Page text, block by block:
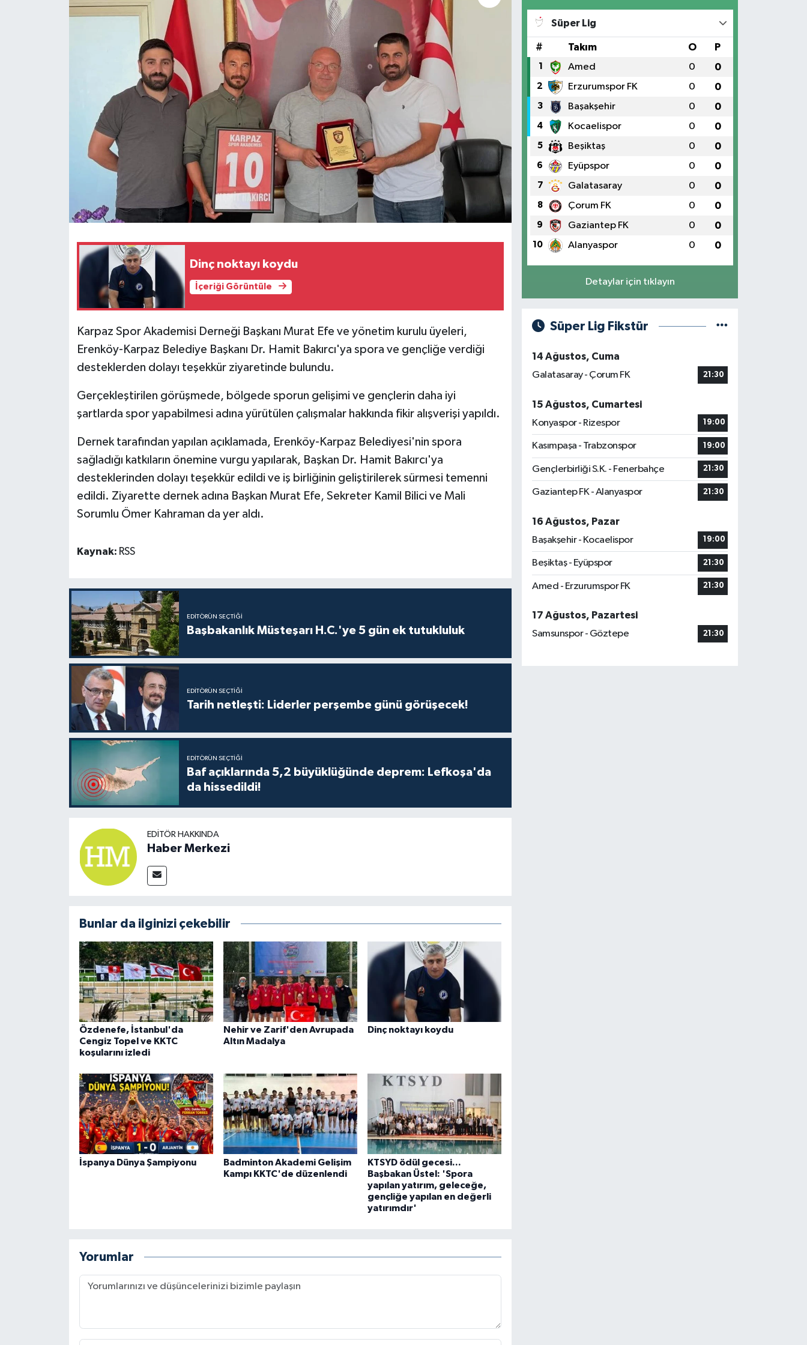
Dinç noktayı koydu
İçeriği Görüntüle
Karpaz Spor Akademisi Derneği Başkanı Murat Efe ve yönetim kurulu üyeleri,
Erenköy-Karpaz Belediye Başkanı Dr. Hamit Bakırcı'ya spora ve gençliğe verdiği
desteklerden dolayı teşekkür ziyaretinde bulundu.
Gerçekleştirilen görüşmede, bölgede sporun gelişimi ve gençlerin daha iyi
şartlarda spor yapabilmesi adına yürütülen çalışmalar hakkında fikir alışverişi yapıldı.
Dernek tarafından yapılan açıklamada, Erenköy-Karpaz Belediyesi'nin spora
sağladığı katkıların önemine vurgu yapılarak, Başkan Dr. Hamit Bakırcı'ya
desteklerinden dolayı teşekkür edildi ve iş birliğinin geliştirilerek sürmesi temenni
edildi. Ziyarette dernek adına Başkan Murat Efe, Sekreter Kamil Bilici ve Mali
Sorumlu Ömer Kahraman da yer aldı.
Kaynak: RSS
EDITÖRÜN SEÇTIĞI
Başbakanlık Müsteşarı H.C.'ye 5 gün ek tutukluluk
EDITÖRÜN SEÇTIĞI
Tarih netleşti: Liderler perşembe günü görüşecek!
EDITÖRÜN SEÇTIĞI
Baf açıklarında 5,2 büyüklüğünde deprem: Lefkoşa'da
da hissedildi!
EDITÖR HAKKINDA
Haber Merkezi
Bunlar da ilginizi çekebilir
Özdenefe, İstanbul'da
Cengiz Topel ve KKTC
koşularını izledi
Nehir ve Zarif'den Avrupada
Altın Madalya
Dinç noktayı koydu
İspanya Dünya Şampiyonu
Badminton Akademi Gelişim
Kampı KKTC'de düzenlendi
KTSYD ödül gecesi...
Başbakan Üstel: 'Spora
yapılan yatırım, geleceğe,
gençliğe yapılan en değerli
yatırımdır'
Yorumlar
Süper Lig
# Takım O P
1 Amed 0 0
2 Erzurumspor FK 0 0
3 Başakşehir 0 0
4 Kocaelispor 0 0
5 Beşiktaş 0 0
6 Eyüpspor 0 0
7 Galatasaray 0 0
8 Çorum FK 0 0
9 Gaziantep FK 0 0
10 Alanyaspor 0 0
Detaylar için tıklayın
Süper Lig Fikstür
14 Ağustos, Cuma
Galatasaray - Çorum FK
21:30
15 Ağustos, Cumartesi
Konyaspor - Rizespor
19:00
Kasımpaşa - Trabzonspor 19:00
Gençlerbirliği S.K. - Fenerbahçe 21:30
Gaziantep FK - Alanyaspor 21:30
16 Ağustos, Pazar
Başakşehir - Kocaelispor
19:00
Beşiktaş - Eyüpspor 21:30
Amed - Erzurumspor FK 21:30
17 Ağustos, Pazartesi
Samsunspor - Göztepe
21:30
GÜNEY KIBRIS
KÜLTÜR SANAT
Nöbetçi Eczaneler
TEKNOLOJİ